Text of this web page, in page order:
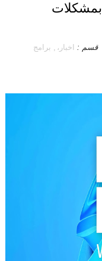
بمشكلات
قسم : اخبار، , برامج